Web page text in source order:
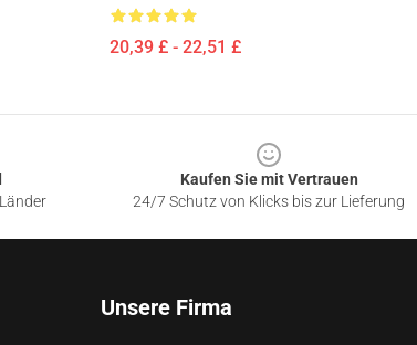
20,39 £ - 22,51 £
Kaufen Sie mit Vertrauen
24/7 Schutz von Klicks bis zur Lieferung
Unsere Firma